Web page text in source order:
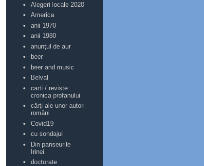
Alegeri locale 2020
America
anii 1970
anii 1980
anunţul de aur
beer
beer and music
Belval
carti / reviste:
cronica profanului
cărţi ale unor autori
români
Covid19
cu sondajul
Din panseurile
Irinei
doctorate